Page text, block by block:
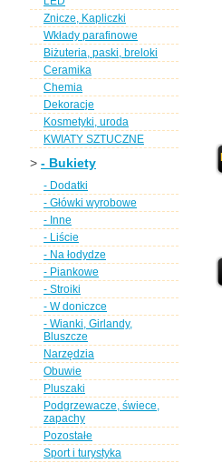
Znicze, Kapliczki
Wkłady parafinowe
Biżuteria, paski, breloki
Ceramika
Chemia
Dekoracje
Kosmetyki, uroda
KWIATY SZTUCZNE
> - Bukiety
- Dodatki
- Główki wyrobowe
- Inne
- Liście
- Na łodydze
- Piankowe
- Stroiki
- W doniczce
- Wianki, Girlandy,
Bluszcze
Narzędzia
Obuwie
Pluszaki
Podgrzewacze, świece,
zapachy
Pozostałe
Sport i turystyka